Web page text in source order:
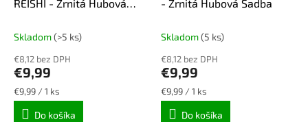
REISHI - Zrnitá Hubová
Skladom(>5 ks)
€8,12 bez DPH
€9,99
Jednotková
cena:
€9,99 / 1 ks
Do košíka
- Zrnitá Hubová Sadba
Skladom(5 ks)
€8,12 bez DPH
€9,99
Jednotková
cena:
€9,99 / 1 ks
Do košíka